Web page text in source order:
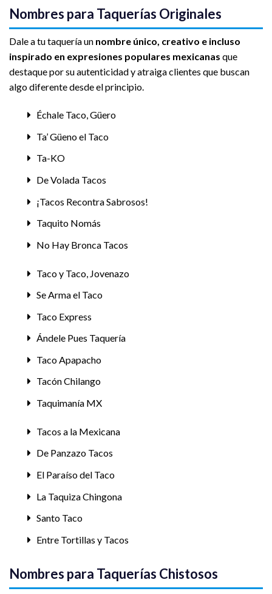
Nombres para Taquerías Originales
Dale a tu taquería un nombre único, creativo e incluso
inspirado en expresiones populares mexicanas que
destaque por su autenticidad y atraiga clientes que buscan
algo diferente desde el principio.
Échale Taco, Güero
Ta’ Güeno el Taco
Ta-KO
De Volada Tacos
¡Tacos Recontra Sabrosos!
Taquito Nomás
No Hay Bronca Tacos
Taco y Taco, Jovenazo
Se Arma el Taco
Taco Express
Ándele Pues Taquería
Taco Apapacho
Tacón Chilango
Taquimanía MX
Tacos a la Mexicana
De Panzazo Tacos
El Paraíso del Taco
La Taquiza Chingona
Santo Taco
Entre Tortillas y Tacos
Nombres para Taquerías Chistosos